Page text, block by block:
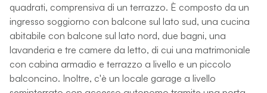
quadrati, comprensiva di un terrazzo. È composto da un
ingresso soggiorno con balcone sul lato sud, una cucina
abitabile con balcone sul lato nord, due bagni, una
lavanderia e tre camere da letto, di cui una matrimoniale
con cabina armadio e terrazzo a livello e un piccolo
balconcino. Inoltre, c'è un locale garage a livello